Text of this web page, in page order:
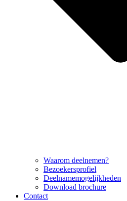
Waarom deelnemen?
Bezoekersprofiel
Deelnamemogelijkheden
Download brochure
Contact